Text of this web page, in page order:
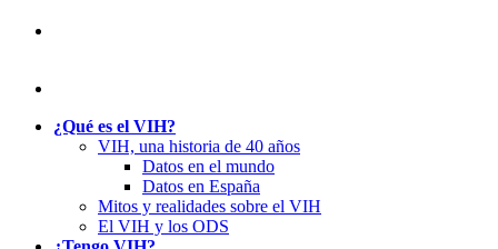
¿Qué es el VIH?
VIH, una historia de 40 años
Datos en el mundo
Datos en España
Mitos y realidades sobre el VIH
El VIH y los ODS